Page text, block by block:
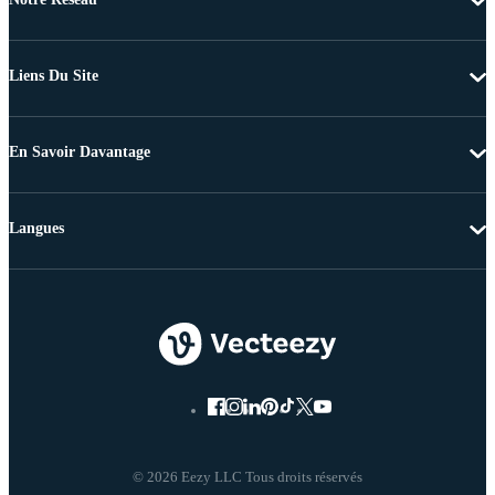
Liens Du Site
En Savoir Davantage
© 2026 Eezy LLC Tous droits réservés
Langues